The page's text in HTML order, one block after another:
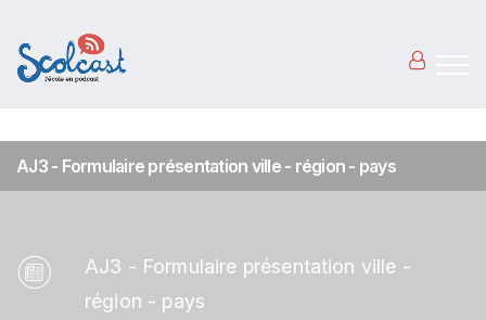
AJ3 - Formulaire présentation ville - région - pays
AJ3 - Formulaire présentation ville -
région - pays